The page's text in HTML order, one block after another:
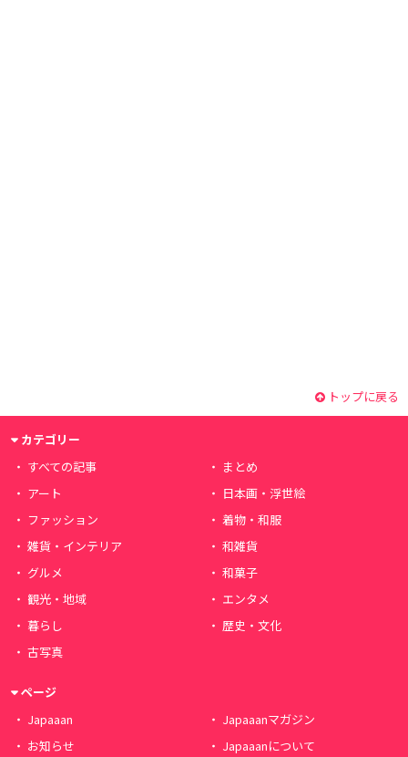
トップに戻る
カテゴリー
すべての記事
まとめ
アート
日本画・浮世絵
ファッション
着物・和服
雑貨・インテリア
和雑貨
グルメ
和菓子
観光・地域
エンタメ
暮らし
歴史・文化
古写真
ページ
Japaaan
Japaaanマガジン
お知らせ
Japaaanについて